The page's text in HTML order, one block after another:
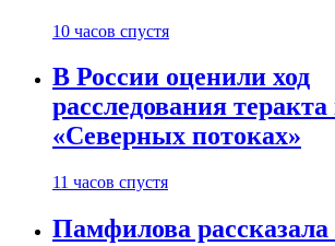
10 часов спустя
В России оценили ход
расследования теракта
«Северных потоках»
11 часов спустя
Памфилова